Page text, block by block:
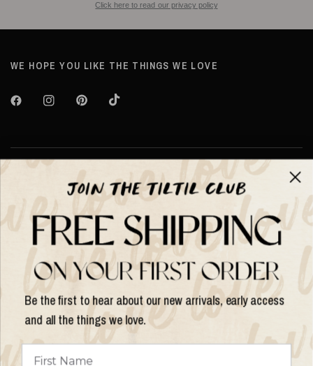
Click here to read our privacy policy
WE HOPE YOU LIKE THE THINGS WE LOVE
Over TILTIL
Help
Shop op
bijwerken
Be the first to hear about our new arrivals, early access
and all the things we love.